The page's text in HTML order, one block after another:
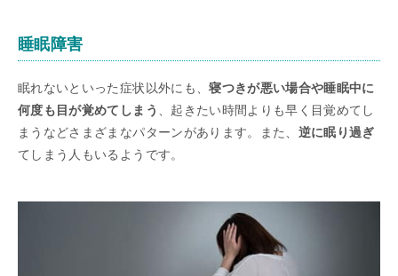
睡眠障害
眠れないといった症状以外にも、寝つきが悪い場合や睡眠中に
何度も目が覚めてしまう
、起きたい時間よりも早く目覚めてし
まうなどさまざまなパターンがあります。また、 逆に眠り過ぎ
てしまう人もいるようです。